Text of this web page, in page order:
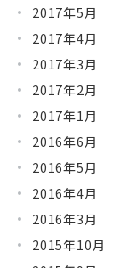
2017年5月
2017年4月
2017年3月
2017年2月
2017年1月
2016年6月
2016年5月
2016年4月
2016年3月
2015年10月